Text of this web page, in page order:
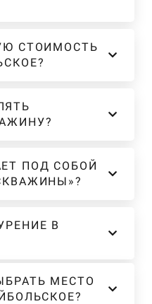
СТОИМОСТЬ
ПОД СОБОЙ
В
МЕСТО